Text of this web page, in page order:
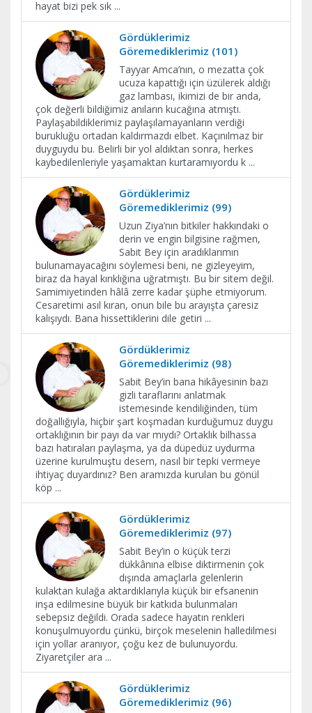
hayat bizi pek sık ...
Gördüklerimiz
Göremediklerimiz (101)
Tayyar Amca’nın, o mezatta çok
ucuza kapattığı için üzülerek aldığı
gaz lambası, ikimizi de bir anda,
çok değerli bildiğimiz anıların kucağına atmıştı.
Paylaşabildiklerimiz paylaşılamayanların verdiği
burukluğu ortadan kaldırmazdı elbet. Kaçınılmaz bir
duyguydu bu. Belirli bir yol aldıktan sonra, herkes
kaybedilenleriyle yaşamaktan kurtaramıyordu k ...
Gördüklerimiz
Göremediklerimiz (99)
Uzun Ziya’nın bitkiler hakkındaki o
derin ve engin bilgisine rağmen,
Sabit Bey için aradıklarımın
bulunamayacağını söylemesi beni, ne gizleyeyim,
biraz da hayal kırıklığına uğratmıştı. Bu bir sitem değil.
Samimiyetinden hâlâ zerre kadar şüphe etmiyorum.
Cesaretimi asıl kıran, onun bile bu arayışta çaresiz
kalışıydı. Bana hissettiklerini dile getiri ...
Gördüklerimiz
Göremediklerimiz (98)
Sabit Bey’in bana hikâyesinin bazı
gizli taraflarını anlatmak
istemesinde kendiliğinden, tüm
doğallığıyla, hiçbir şart koşmadan kurduğumuz duygu
ortaklığının bir payı da var mıydı? Ortaklık bilhassa
bazı hatıraları paylaşma, ya da düpedüz uydurma
üzerine kurulmuştu desem, nasıl bir tepki vermeye
ihtiyaç duyardınız? Ben aramızda kurulan bu gönül
köp ...
Gördüklerimiz
Göremediklerimiz (97)
Sabit Bey’in o küçük terzi
dükkânına elbise diktirmenin çok
dışında amaçlarla gelenlerin
kulaktan kulağa aktardıklarıyla küçük bir efsanenin
inşa edilmesine büyük bir katkıda bulunmaları
sebepsiz değildi. Orada sadece hayatın renkleri
konuşulmuyordu çünkü, birçok meselenin halledilmesi
için yollar aranıyor, çoğu kez de bulunuyordu.
Ziyaretçiler ara ...
Gördüklerimiz
Göremediklerimiz (96)